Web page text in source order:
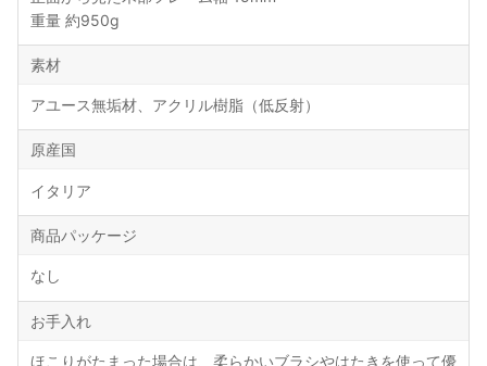
重量 約950g
素材
アユース無垢材、アクリル樹脂（低反射）
原産国
イタリア
商品パッケージ
なし
お手入れ
ほこりがたまった場合は、柔らかいブラシやはたきを使って優